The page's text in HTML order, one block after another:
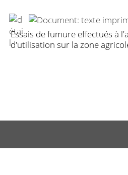
Essais de fumure effectués à
d'utilisation sur la zone